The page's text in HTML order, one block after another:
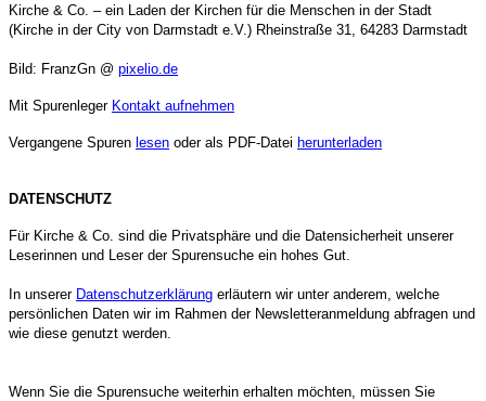
Kirche & Co. – ein Laden der Kirchen für die Menschen in der Stadt
(Kirche in der City von Darmstadt e.V.) Rheinstraße 31, 64283 Darmstadt
Bild: FranzGn @ pixelio.de
Mit Spurenleger Kontakt aufnehmen
Vergangene Spuren lesen oder als PDF-Datei herunterladen
DATENSCHUTZ
Für Kirche & Co. sind die Privatsphäre und die Datensicherheit unserer
Leserinnen und Leser der Spurensuche ein hohes Gut.
In unserer Datenschutzerklärung erläutern wir unter anderem, welche
persönlichen Daten wir im Rahmen der Newsletteranmeldung abfragen und
wie diese genutzt werden.
Wenn Sie die Spurensuche weiterhin erhalten möchten, müssen Sie